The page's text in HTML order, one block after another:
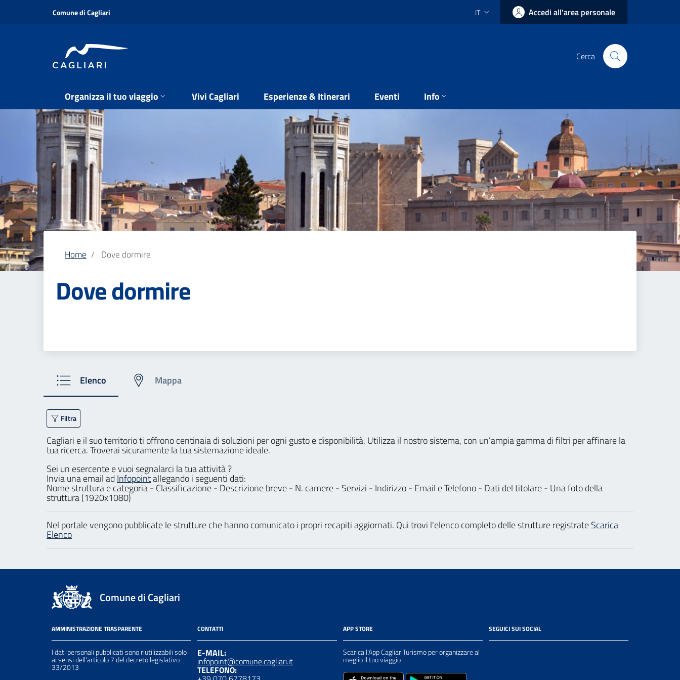
Comune di Cagliari IT Accedi all'area personale
Cerca
Organizza il tuo viaggio Vivi Cagliari Esperienze & Itinerari Eventi Info
Home Dove dormire
Dove dormire
Elenco Mappa
Filtra
Cagliari e il suo territorio ti offrono centinaia di soluzioni per ogni gusto e disponibilità. Utilizza il nostro sistema, con un’ampia gamma di filtri per affinare la
tua ricerca. Troverai sicuramente la tua sistemazione ideale.
Sei un esercente e vuoi segnalarci la tua attività ?
Invia una email ad Infopointallegando i seguenti dati:
Nome struttura e categoria - Classificazione - Descrizione breve - N. camere - Servizi - Indirizzo - Email e Telefono - Dati del titolare - Una foto della
struttura (1920x1080)
Nel portale vengono pubblicate le strutture che hanno comunicato i propri recapiti aggiornati. Qui trovi l'elenco completo delle strutture registrateScarica
Elenco
Comune di Cagliari
AMMINISTRAZIONE TRASPARENTE
I dati personali pubblicati sono riutilizzabili solo
ai sensi dell'articolo 7 del decreto legislativo
33/2013
CONTATTI
E-MAIL:
infopoint@comune.cagliari.it
TELEFONO:
APP STORE
Scarica l'App CagliariTurismo per organizzare al
meglio il tuo viaggio
SEGUICI SUI SOCIAL